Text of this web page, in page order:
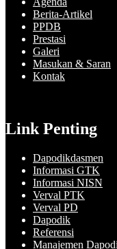
Berita-Artikel
PPDB
Prestasi
Galeri
Masukan & Saran
Kontak
Link Penting
Dapodikdasmen
Informasi GTK
Informasi NISN
Verval PTK
Verval PD
Dapodik
Referensi
Manajemen